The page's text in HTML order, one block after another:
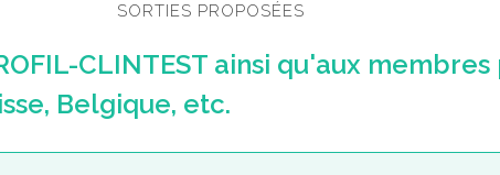
SORTIES PROPOSÉES
CLINTEST ainsi qu'aux
Belgique, etc.